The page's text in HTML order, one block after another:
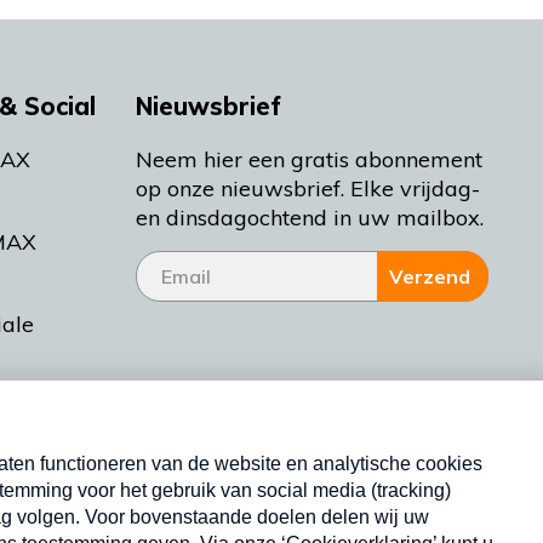
Social
Bakt
Nieuwsbrief
Neem hier een gratis abonnement
op onze nieuwsbrief. Elke vrijdag-
en dinsdagochtend in uw mailbox.
Verzend
Nieuwsbrief
Neem hier een gratis abonnement op onze